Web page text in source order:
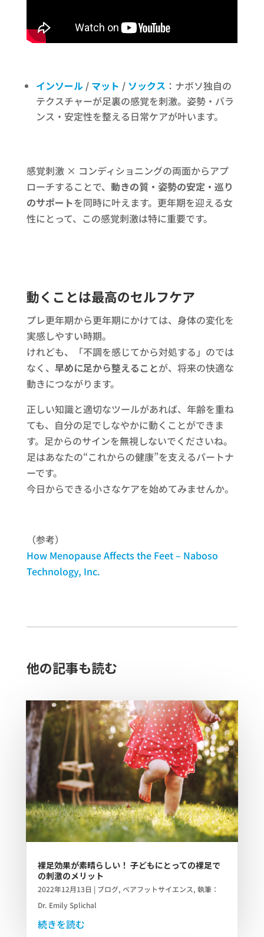
インソール/ マット / ソックス ：ナボソ独自の
テクスチャーが足裏の感覚を刺激。姿勢・バラ
ンス・安定性を整える日常ケアが叶います。
感覚刺激 × コンディショニングの両面からアプ
ローチすることで、 動きの質・姿勢の安定・巡り
のサポートを同時に叶えます。更年期を迎える女
性にとって、この感覚刺激は特に重要です。
動くことは最高のセルフケア
プレ更年期から更年期にかけては、身体の変化を
実感しやすい時期。
けれども、「不調を感じてから対処する」のでは
なく、 早めに足から整えることが、将来の快適な
動きにつながります。
正しい知識と適切なツールがあれば、年齢を重ね
ても、自分の足でしなやかに動くことができま
す。足からのサインを無視しないでくださいね。
足はあなたの“これからの健康”を支えるパートナ
ーです。
今日からできる小さなケアを始めてみませんか。
（参考）
How Menopause Affects the Feet – Naboso
Technology, Inc.
他の記事も読む​
裸足効果が素晴らしい！ 子どもにとっての裸足で
の刺激のメリット
2022年12月13日 | ブログ, ベアフットサイエンス, 執筆：
Dr. Emily Splichal
続きを読む